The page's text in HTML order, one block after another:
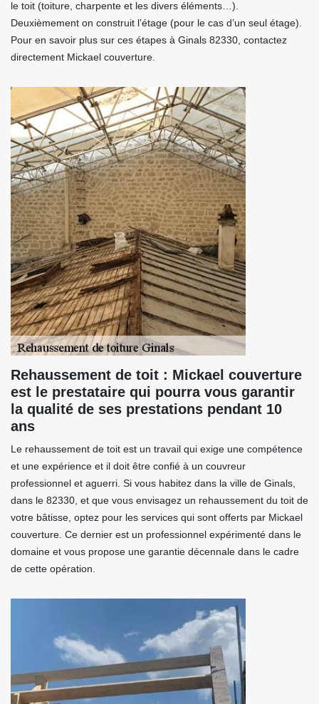
le toit (toiture, charpente et les divers éléments…).
Deuxièmement on construit l’étage (pour le cas d’un seul étage).
Pour en savoir plus sur ces étapes à Ginals 82330, contactez
directement Mickael couverture.
Rehaussement de toit : Mickael couverture
est le prestataire qui pourra vous garantir
la qualité de ses prestations pendant 10
ans
Le rehaussement de toit est un travail qui exige une compétence
et une expérience et il doit être confié à un couvreur
professionnel et aguerri. Si vous habitez dans la ville de Ginals,
dans le 82330, et que vous envisagez un rehaussement du toit de
votre bâtisse, optez pour les services qui sont offerts par Mickael
couverture. Ce dernier est un professionnel expérimenté dans le
domaine et vous propose une garantie décennale dans le cadre
de cette opération.